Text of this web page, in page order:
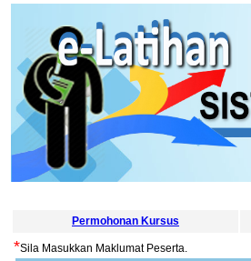
Permohonan Kursus
*Sila Masukkan Maklumat Peserta.